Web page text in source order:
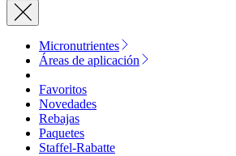
Micronutrientes
Áreas de aplicación
Favoritos
Novedades
Rebajas
Paquetes
Staffel-Rabatte